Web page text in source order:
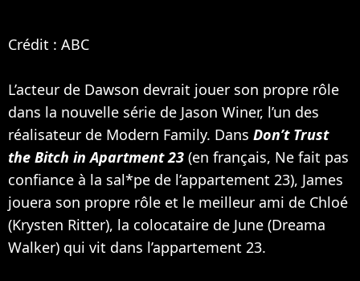
Crédit : ABC
L’acteur de Dawson devrait jouer son propre rôle
dans la nouvelle série de Jason Winer, l’un des
réalisateur de Modern Family. Dans Don’t Trust
the Bitch in Apartment 23 (en français, Ne fait pas
confiance à la sal*pe de l’appartement 23), James
jouera son propre rôle et le meilleur ami de Chloé
(Krysten Ritter), la colocataire de June (Dreama
Walker) qui vit dans l’appartement 23.